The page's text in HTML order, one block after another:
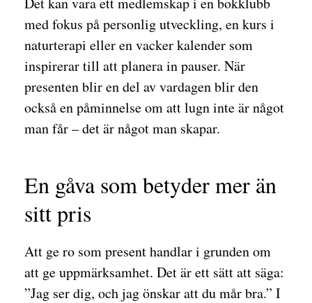
med fokus på personlig utveckling, en kurs i
naturterapi eller en vacker kalender som
inspirerar till att planera in pauser. När
presenten blir en del av vardagen blir den
också en påminnelse om att lugn inte är något
man får – det är något man skapar.
En gåva som betyder mer än
sitt pris
Att ge ro som present handlar i grunden om
att ge uppmärksamhet. Det är ett sätt att säga:
”Jag ser dig, och jag önskar att du mår bra.” I